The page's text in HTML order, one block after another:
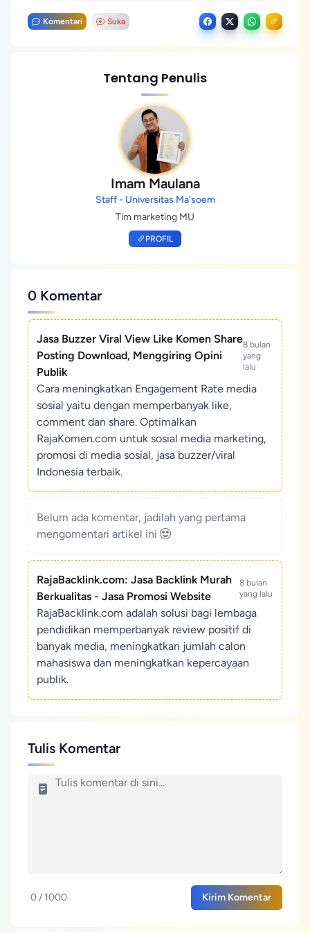
Komentari Suka
Tentang Penulis
Imam Maulana
Staff - Universitas Ma'soem
Tim marketing MU
PROFIL
0 Komentar
Jasa Buzzer Viral View Like Komen Share
Posting Download, Menggiring Opini
Publik
8 bulan
yang
lalu
Cara meningkatkan Engagement Rate media
sosial yaitu dengan memperbanyak like,
comment dan share. Optimalkan
RajaKomen.com untuk sosial media marketing,
promosi di media sosial, jasa buzzer/viral
Indonesia terbaik.
Belum ada komentar, jadilah yang pertama
mengomentari artikel ini
RajaBacklink.com: Jasa Backlink Murah
Berkualitas - Jasa Promosi Website
8 bulan
yang lalu
RajaBacklink.com adalah solusi bagi lembaga
pendidikan memperbanyak review positif di
banyak media, meningkatkan jumlah calon
mahasiswa dan meningkatkan kepercayaan
publik.
Tulis Komentar
0 / 1000 Kirim Komentar